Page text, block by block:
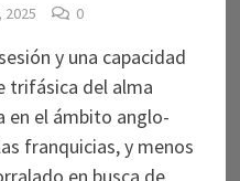
2025 0
y una capacidad
trifásica del alma
en el ámbito anglo-
franquicias, y menos
en busca de